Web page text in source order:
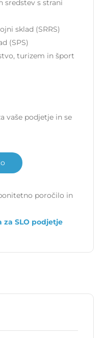
sredstev s strani
sklad (SRRS)
(SPS)
turizem in šport
vaše podjetje in se
poročilo in
SLO podjetje